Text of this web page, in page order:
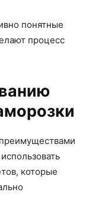
понятные
процесс
которые